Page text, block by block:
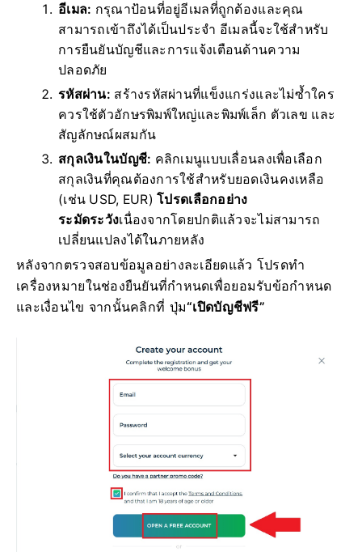
อีเมล: กรุณาป้อนที่อยู่อีเมลที่ถูกต้องและคุณ
สามารถเข้าถึงได้เป็นประจำ อีเมลนี้จะใช้สำหรับ
การยืนยันบัญชีและการแจ้งเตือนด้านความ
ปลอดภัย
รหัสผ่าน: สร้างรหัสผ่านที่แข็งแกร่งและไม่ซ้ำใคร
ควรใช้ตัวอักษรพิมพ์ใหญ่และพิมพ์เล็ก ตัวเลข และ
สัญลักษณ์ผสมกัน
สกุลเงินในบัญชี: คลิกเมนูแบบเลื่อนลงเพื่อเลือก
สกุลเงินที่คุณต้องการใช้สำหรับยอดเงินคงเหลือ
(เช่น USD, EUR)โปรดเลือกอย่าง
ระมัดระวังเนื่องจากโดยปกติแล้วจะไม่สามารถ
เปลี่ยนแปลงได้ในภายหลัง
หลังจากตรวจสอบข้อมูลอย่างละเอียดแล้ว โปรดทำ
เครื่องหมายในช่องยืนยันที่กำหนดเพื่อยอมรับข้อกำหนด
และเงื่อนไข จากนั้นคลิกที่ ปุ่ม“เปิดบัญชีฟรี”